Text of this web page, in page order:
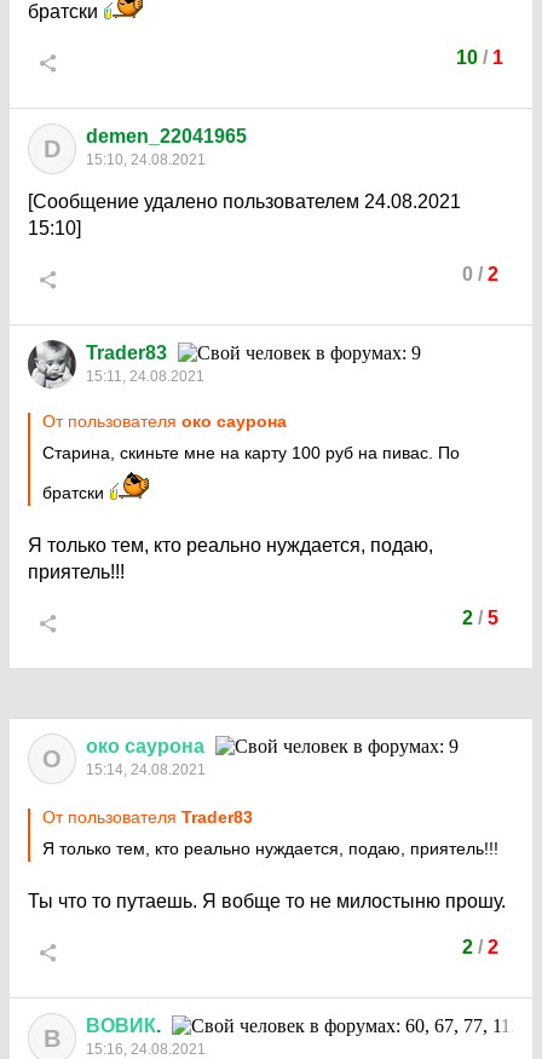
братски
10 / 1
D demen_22041965
15:10, 24.08.2021
[Сообщение удалено пользователем 24.08.2021
15:10]
0 / 2
Trader83
15:11, 24.08.2021
От пользователя око саурона
Старина, скиньте мне на карту 100 руб на пивас. По
братски
Я только тем, кто реально нуждается, подаю,
приятель!!!
2/ 5
О око саурона
15:14, 24.08.2021
От пользователя Trader83
Я только тем, кто реально нуждается, подаю, приятель!!!
Ты что то путаешь. Я вобще то не милостыню прошу.
2/ 2
В ВОВИК.
15:16, 24.08.2021